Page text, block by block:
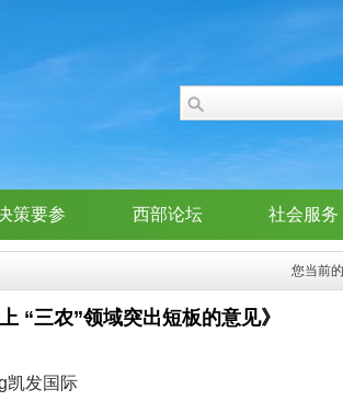
策要参 西部论坛 社会服务
您当前
“三农”领域突出短板的意见》
凯发国际